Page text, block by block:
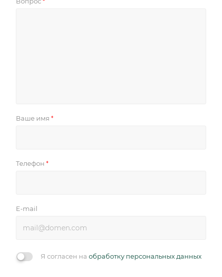
Ваше имя *
Телефон *
E-mail
Я согласен на обработку персональных данных